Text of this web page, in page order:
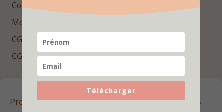
Promis, ici les cookies sont sans sucre 🍪 Nous les
Contact
Mentions légales
CGV
CGU
Rejoins la newsletter Hello Bébé pour recevoir des
Télécharger